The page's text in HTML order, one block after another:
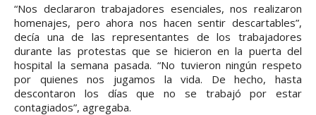
“Nos declararon trabajadores esenciales, nos realizaron
homenajes, pero ahora nos hacen sentir descartables”,
decía una de las representantes de los trabajadores
durante las protestas que se hicieron en la puerta del
hospital la semana pasada. “No tuvieron ningún respeto
por quienes nos jugamos la vida. De hecho, hasta
descontaron los días que no se trabajó por estar
contagiados”, agregaba.